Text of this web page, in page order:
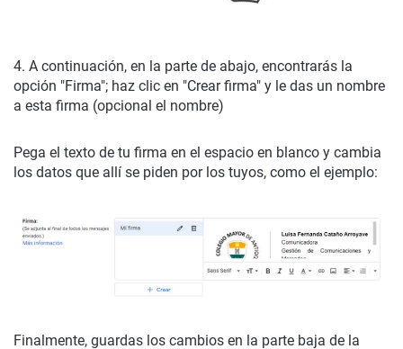
4. A continuación, en la parte de abajo, encontrarás la
opción "Firma"; haz clic en "Crear firma" y le das un nombre
a esta firma (opcional el nombre)
Pega el texto de tu firma en el espacio en blanco y cambia
los datos que allí se piden por los tuyos, como el ejemplo:
Finalmente, guardas los cambios en la parte baja de la